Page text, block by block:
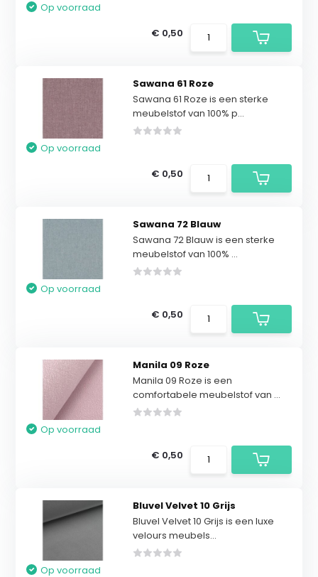
Op voorraad
€ 0,50
Sawana 61 Roze
Sawana 61 Roze is een sterke
meubelstof van 100% p...
Op voorraad
€ 0,50
Sawana 72 Blauw
Sawana 72 Blauw is een sterke
meubelstof van 100% ...
Op voorraad
€ 0,50
Manila 09 Roze
Manila 09 Roze is een
comfortabele meubelstof van ...
Op voorraad
€ 0,50
Bluvel Velvet 10 Grijs
Bluvel Velvet 10 Grijs is een luxe
velours meubels...
Op voorraad